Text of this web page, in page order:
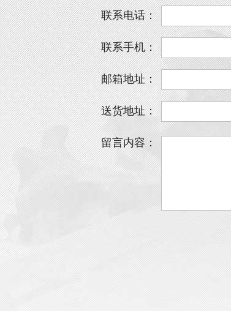
联系电话：
联系手机：
邮箱地址：
送货地址：
留言内容：